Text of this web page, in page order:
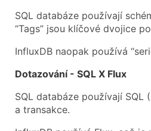
SQL databáze používají
“Tags” jsou klíčové dvojice
InfluxDB naopak používá
Dotazování - SQL X Flux
SQL databáze používají
a transakce.